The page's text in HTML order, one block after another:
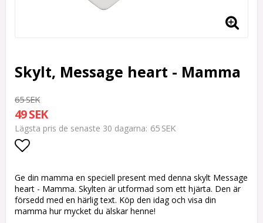
Skylt, Message heart - Mamma
65 SEK
49 SEK
Lägsta pris de senaste 30 dagarna 65 SEK
Ge din mamma en speciell present med denna skylt Message
heart - Mamma. Skylten är utformad som ett hjärta. Den är
försedd med en härlig text. Köp den idag och visa din
mamma hur mycket du älskar henne!